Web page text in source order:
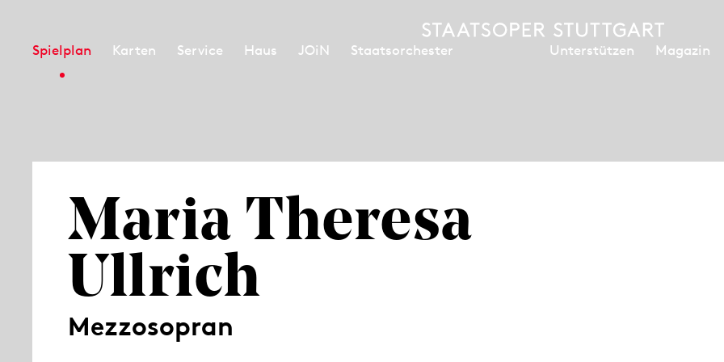
Spielplan Karten Service Haus JOiN Staatsorchester Unterstützen Magazin
Maria Theresa
Ullrich
Mezzosopran